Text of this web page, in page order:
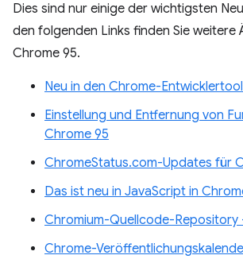
Dies sind nur einige der wichtigsten
den folgenden Links finden Sie weitere
Chrome 95.
Neu in den Chrome-
Einstellung und Entfernung von
Chrome 95
ChromeStatus.com-Updates für
Das ist neu in JavaScript in
Chromium-Quellcode-Repository
Chrome-